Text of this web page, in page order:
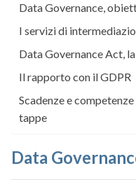
Data Governance,
I servizi di
Data Governance Act,
Il rapporto con il GDPR
Scadenze e
tappe
Data